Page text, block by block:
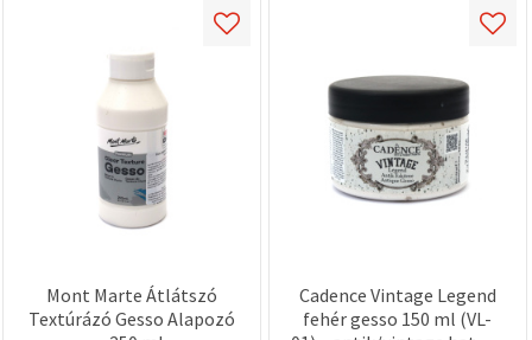
kiválasztásával
Mont Marte Átlátszó
Textúrázó Gesso Alapozó
Cadence Vintage Legend
fehér gesso 150 ml (VL-